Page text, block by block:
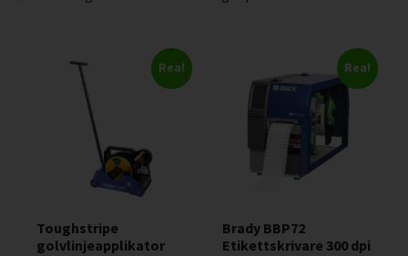
Rea!
Toughstripe
golvlinjeapplikator
Rea!
Brady BBP72
Etikettskrivare 300 dpi